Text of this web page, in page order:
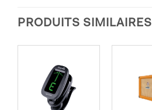
PRODUITS SIMILAIRES